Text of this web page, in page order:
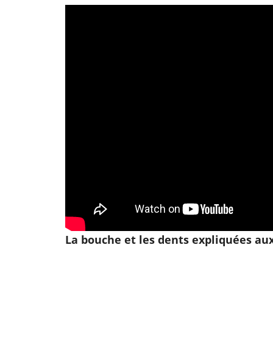
La bouche et les dents expliquées